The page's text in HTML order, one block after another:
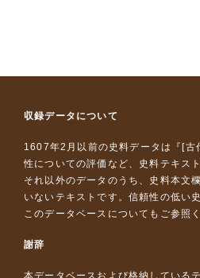
収録データについて
1607年2月以前の史料データは『 [古
性についての評価など、史料テキス
それ以外のデータのうち、史料本文
いないテキストです。信頼性の低い
このデータベースについて もご参照
謝辞
本データベースおよび格納している